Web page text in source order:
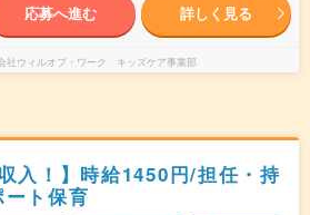
応募へ進む 詳しく見る
社ウィルオブ・ワーク キッズケア事業部
入！】時給1450円/担任・持
ト保育